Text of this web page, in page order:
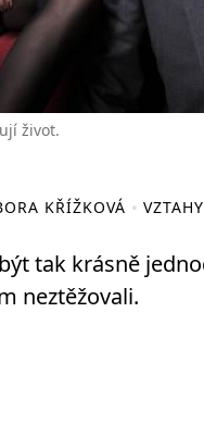
život.
KŘÍŽKOVÁ VZTAHY
tak krásně
neztěžovali.